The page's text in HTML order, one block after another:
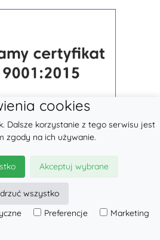
sp. z o.o.
cookies
Dalsze korzystanie z tego serwisu jest
zgody na ich używanie.
Akceptuj wybrane
wszystko
Preferencje Marketing